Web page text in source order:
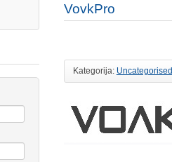
VovkPro
Kategorija: Uncategorised